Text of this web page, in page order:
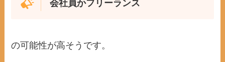
会社員かフリーランス
の可能性が高そうです。